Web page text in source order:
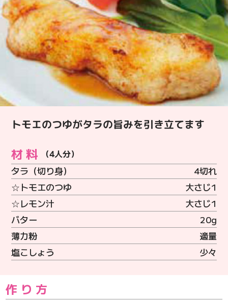
トモエのつゆがタラの旨みを引き立てます
材料 （4人分）
タラ（切り身）
4切れ
☆トモエのつゆ
大さじ1
☆レモン汁
大さじ1
バター
20g
薄力粉
適量
塩こしょう
少々
作り方